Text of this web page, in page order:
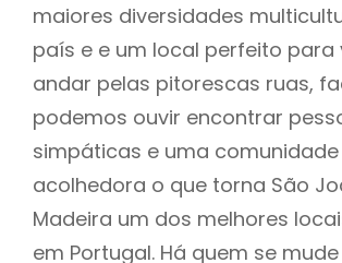
maiores diversidades
país e e um local perfeito para
andar pelas pitorescas ruas,
podemos ouvir encontrar
simpáticas e uma comunidade
acolhedora o que torna São
Madeira um dos melhores
em Portugal. Há quem se